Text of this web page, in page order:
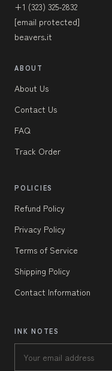
+1 (323) 325-2832
[email protected]
beavers.it
ABOUT
About Us
Contact Us
FAQ
Track Order
POLICIES
Refund Policy
Privacy Policy
Terms of Service
Shipping Policy
Contact Information
INK NOTES